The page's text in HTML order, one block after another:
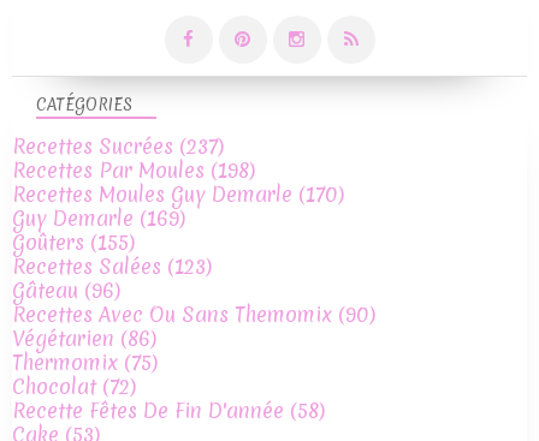
CATÉGORIES
Recettes Sucrées (237)
Recettes Par Moules (198)
Recettes Moules Guy Demarle (170)
Guy Demarle (169)
Goûters (155)
Recettes Salées (123)
Gâteau (96)
Recettes Avec Ou Sans Themomix (90)
Végétarien (86)
Thermomix (75)
Chocolat(72)
Recette Fêtes De Fin D'année (58)
Cake (53)